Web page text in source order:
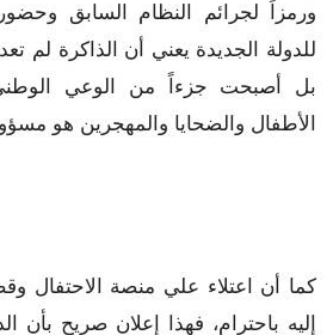
ورمزاً لجرائم النظام السابق
للدولة الجديدة يعني أن الذاكرة لم
بل أصبحت جزءاً من الوعي
الأطفال والضحايا والمهجرين هو
كما أن اعتلاء علي منصة الاحتفال
إليه باحترام، فهذا إعلان صريح بأن